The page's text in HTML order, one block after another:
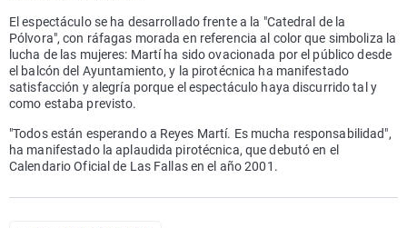
El espectáculo se ha desarrollado frente a la "Catedral de la
Pólvora", con ráfagas morada en referencia al color que simboliza la
lucha de las mujeres: Martí ha sido ovacionada por el público desde
el balcón del Ayuntamiento, y la pirotécnica ha manifestado
satisfacción y alegría porque el espectáculo haya discurrido tal y
como estaba previsto.
"Todos están esperando a Reyes Martí. Es mucha responsabilidad",
ha manifestado la aplaudida pirotécnica, que debutó en el
Calendario Oficial de Las Fallas en el año 2001.